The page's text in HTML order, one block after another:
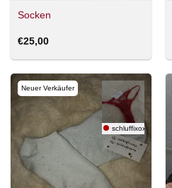
Socken
€25,00
Neuer Verkäufer
schluffixoxo